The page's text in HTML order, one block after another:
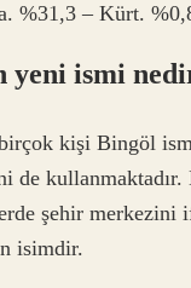
%31,3 – Kürt.
yeni ismi
kişi Bingöl
de
şehir merkezini
isimdir.